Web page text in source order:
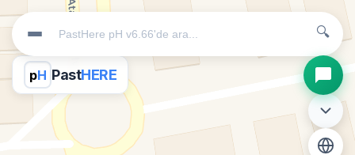
pH PastHERE
🔍